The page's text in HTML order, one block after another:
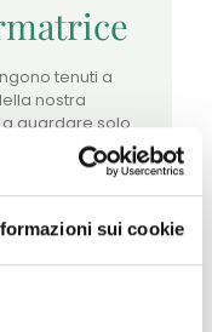
sui cookie
tenuti a
nostra
guardare solo